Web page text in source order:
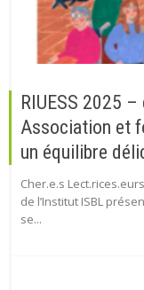
RIUESS 2025
Association et
un équilibre
Cher.e.s
de l’Institut ISBL
se...